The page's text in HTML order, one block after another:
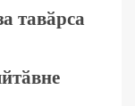
тавӑрса